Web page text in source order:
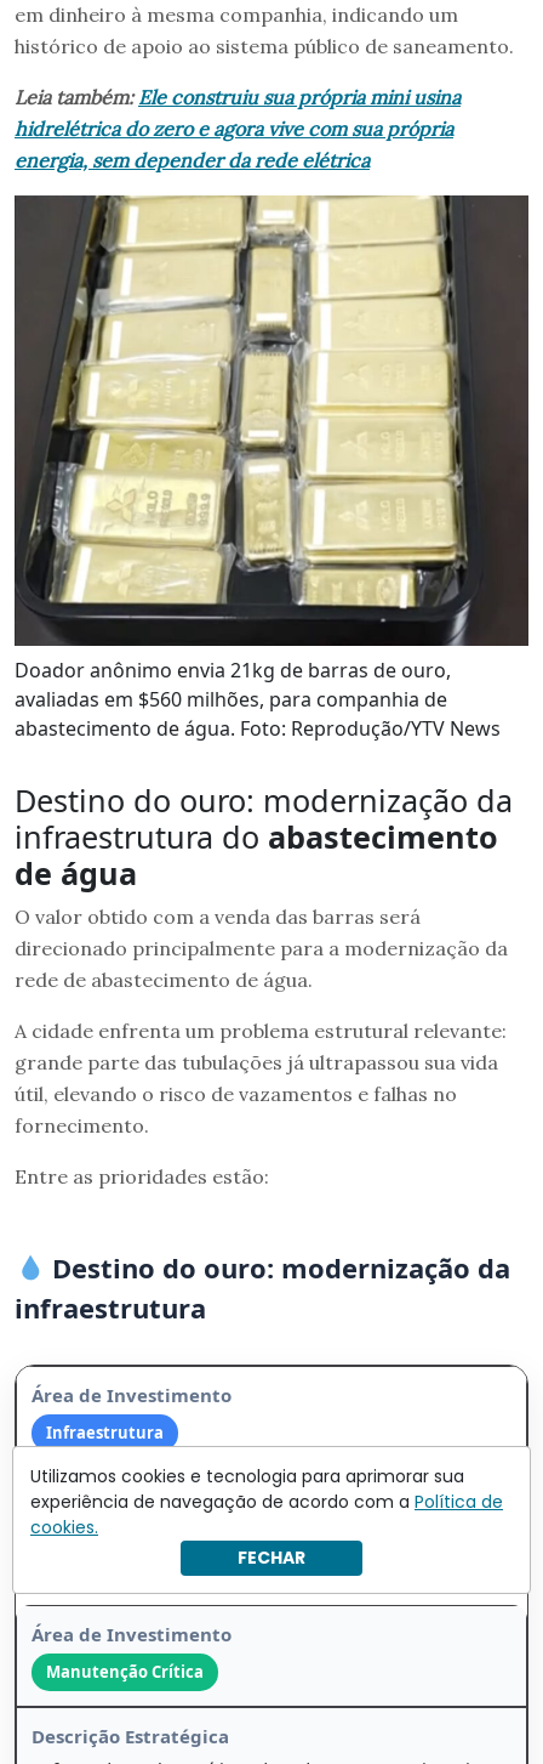
em dinheiro à mesma companhia, indicando um
histórico de apoio ao sistema público de saneamento.
Leia também:Ele construiu sua própria mini usina
hidrelétrica do zero e agora vive com sua própria
energia, sem depender da rede elétrica
Doador anônimo envia 21kg de barras de ouro,
avaliadas em $560 milhões, para companhia de
abastecimento de água. Foto: Reprodução/YTV News
Destino do ouro: modernização da
infraestrutura do abastecimento
de água
O valor obtido com a venda das barras será
direcionado principalmente para a modernização da
rede de abastecimento de água.
A cidade enfrenta um problema estrutural relevante:
grande parte das tubulações já ultrapassou sua vida
útil, elevando o risco de vazamentos e falhas no
fornecimento.
Entre as prioridades estão:
Destino do ouro: modernização da
infraestrutura
Infraestrutura
Substituição de canos antigos e deteriorados, reduzindo
riscos de vazamentos e falhas no abastecimento.
Manutenção Crítica
Utilizamos cookies e tecnologia para aprimorar sua
experiência de navegação de acordo com a Política de
cookies.
FECHAR